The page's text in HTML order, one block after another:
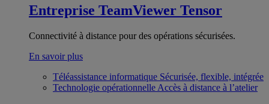
Entreprise TeamViewer Tensor
Connectivité à distance pour des opérations sécurisées.
En savoir plus
Téléassistance informatique Sécurisée, flexible, intégrée
Technologie opérationnelle Accès à distance à l’atelier